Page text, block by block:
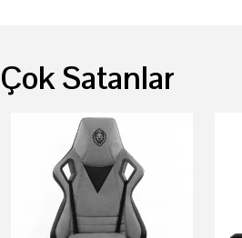
Çok Satanlar